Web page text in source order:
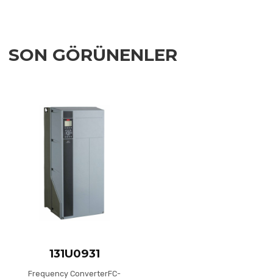
SON GÖRÜNENLER
131U0931
Frequency ConverterFC-